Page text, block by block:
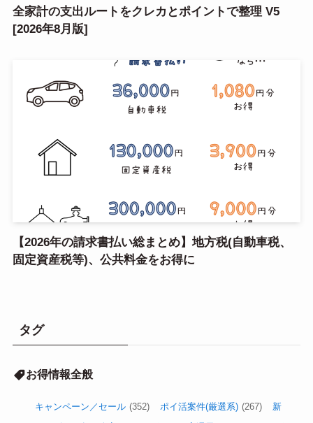
全家計の支出ルートをクレカとポイントで整理 V5
[2026年8月版]
【2026年の請求書払い総まとめ】地方税(自動車税、
固定資産税等)、公共料金をお得に
タグ
お得情報全般
キャンペーン／セール (352) ポイ活案件(厳選系) (267)
新